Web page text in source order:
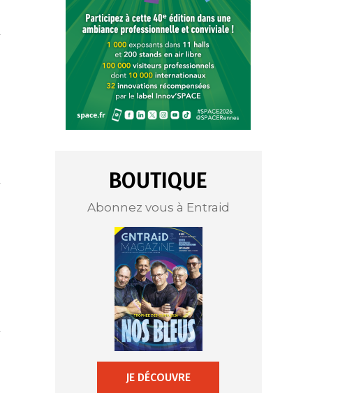
BOUTIQUE
Abonnez vous à Entraid
JE DÉCOUVRE